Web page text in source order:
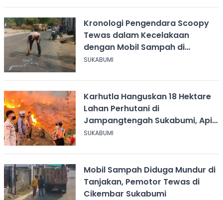
Kronologi Pengendara Scoopy
Tewas dalam Kecelakaan
dengan Mobil Sampah di
Ciangsana Sukabumi
SUKABUMI
Karhutla Hanguskan 18 Hektare
Lahan Perhutani di
Jampangtengah Sukabumi, Api
Masih Berkobar
SUKABUMI
Mobil Sampah Diduga Mundur di
Tanjakan, Pemotor Tewas di
Cikembar Sukabumi